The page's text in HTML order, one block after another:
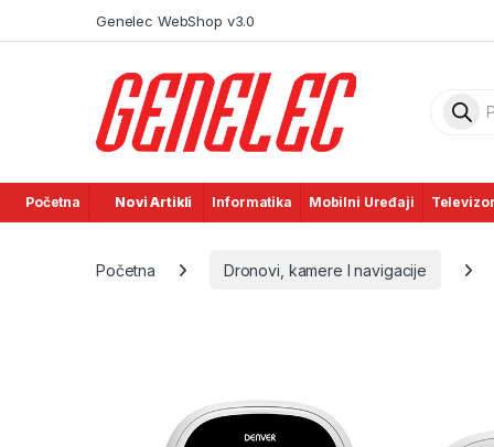
Genelec WebShop v3.0
Početna Novi Artikli Informatika Mobilni Uređaji
Početna Dronovi, kamere I navigacije